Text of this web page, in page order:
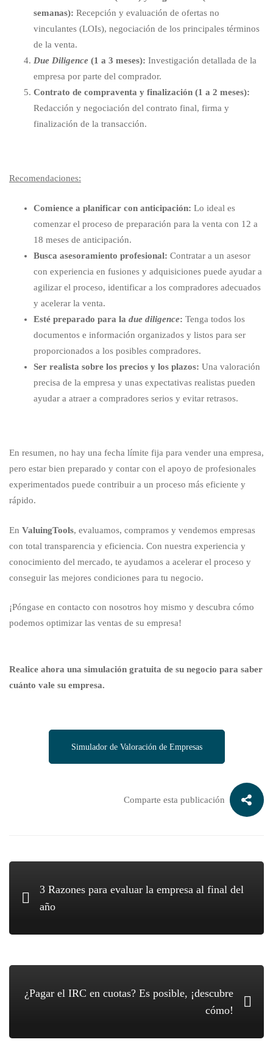
semanas): Recepción y evaluación de ofertas no
vinculantes (LOIs), negociación de los principales términos
de la venta.
Due Diligence (1 a 3 meses): Investigación detallada de la
empresa por parte del comprador.
Contrato de compraventa y finalización (1 a 2 meses):
Redacción y negociación del contrato final, firma y
finalización de la transacción.
Recomendaciones:
Comience a planificar con anticipación: Lo ideal es
comenzar el proceso de preparación para la venta con 12 a
18 meses de anticipación.
Busca asesoramiento profesional: Contratar a un asesor
con experiencia en fusiones y adquisiciones puede ayudar a
agilizar el proceso, identificar a los compradores adecuados
y acelerar la venta.
Esté preparado para la due diligence: Tenga todos los
documentos e información organizados y listos para ser
proporcionados a los posibles compradores.
Ser realista sobre los precios y los plazos: Una valoración
precisa de la empresa y unas expectativas realistas pueden
ayudar a atraer a compradores serios y evitar retrasos.
En resumen, no hay una fecha límite fija para vender una empresa,
pero estar bien preparado y contar con el apoyo de profesionales
experimentados puede contribuir a un proceso más eficiente y
rápido.
En ValuingTools, evaluamos, compramos y vendemos empresas
con total transparencia y eficiencia. Con nuestra experiencia y
conocimiento del mercado, te ayudamos a acelerar el proceso y
conseguir las mejores condiciones para tu negocio.
¡Póngase en contacto con nosotros hoy mismo y descubra cómo
podemos optimizar las ventas de su empresa!
Realice ahora una simulación gratuita de su negocio para saber
cuánto vale su empresa.
Simulador de Valoración de Empresas
Comparte esta publicación
3 Razones para evaluar la empresa al final del
año
¿Pagar el IRC en cuotas? Es posible, ¡descubre
cómo!